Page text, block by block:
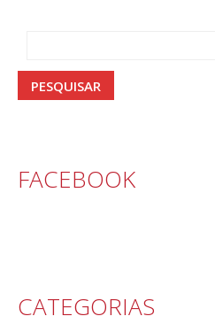
FACEBOOK
CATEGORIAS